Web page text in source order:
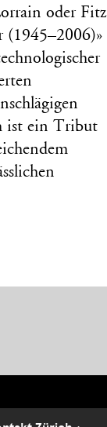
oder Fitz
(1945–2006)»
ist ein Tribut